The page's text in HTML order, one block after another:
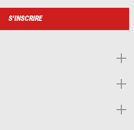
S'INSCRIRE